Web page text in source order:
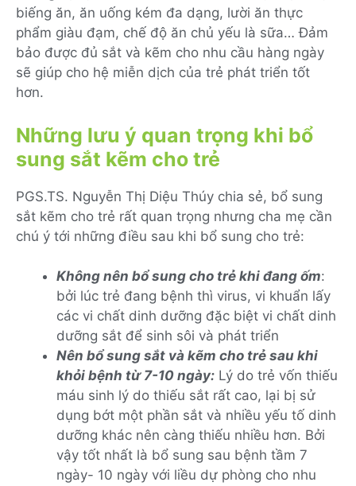
biếng ăn, ăn uống kém đa dạng, lười ăn thực
phẩm giàu đạm, chế độ ăn chủ yếu là sữa… Đảm
bảo được đủ sắt và kẽm cho nhu cầu hàng ngày
sẽ giúp cho hệ miễn dịch của trẻ phát triển tốt
hơn.
Những lưu ý quan trọng khi bổ
sung sắt kẽm cho trẻ
PGS.TS. Nguyễn Thị Diệu Thúy chia sẻ, bổ sung
sắt kẽm cho trẻ rất quan trọng nhưng cha mẹ cần
chú ý tới những điều sau khi bổ sung cho trẻ:
Không nên bổ sung cho trẻ khi đang ốm:
bởi lúc trẻ đang bệnh thì virus, vi khuẩn lấy
các vi chất dinh dưỡng đặc biệt vi chất dinh
dưỡng sắt để sinh sôi và phát triển
Nên bổ sung sắt và kẽm cho trẻ sau khi
khỏi bệnh từ 7-10 ngày: Lý do trẻ vốn thiếu
máu sinh lý do thiếu sắt rất cao, lại bị sử
dụng bớt một phần sắt và nhiều yếu tố dinh
dưỡng khác nên càng thiếu nhiều hơn. Bởi
vậy tốt nhất là bổ sung sau bệnh tầm 7
ngày- 10 ngày với liều dự phòng cho nhu